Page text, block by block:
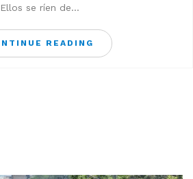
Ellos se ríen de...
READING